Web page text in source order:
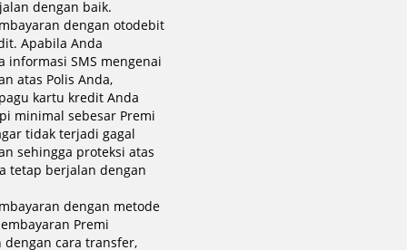
dengan baik.
dengan otodebit
Apabila Anda
informasi SMS mengenai
atas Polis Anda,
kartu kredit Anda
minimal sebesar Premi
tidak terjadi gagal
sehingga proteksi atas
tetap berjalan dengan
dengan metode
Premi
dengan cara transfer,